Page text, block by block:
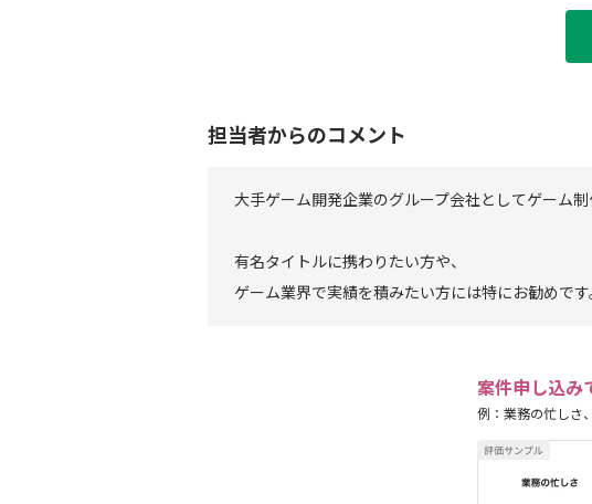
担当者からのコメント
大手ゲーム開発企業のグループ会社としてゲーム制
有名タイトルに携わりたい方や、
ゲーム業界で実績を積みたい方には特にお勧めです
案件申し込み
例：業務の忙しさ